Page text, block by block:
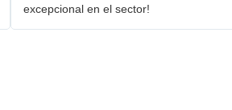
excepcional en el sector!